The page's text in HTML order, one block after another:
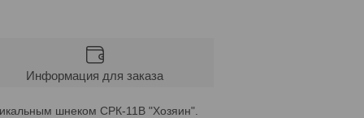
Информация для заказа
шнеком СРК-11В "Хозяин".